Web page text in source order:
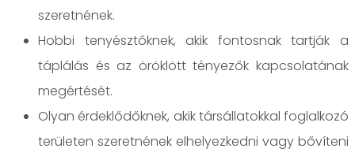
szeretnének.
Hobbi tenyésztőknek, akik fontosnak tartják a
táplálás és az öröklött tényezők kapcsolatának
megértését.
Olyan érdeklődőknek, akik társállatokkal foglalkozó
területen szeretnének elhelyezkedni vagy bővíteni